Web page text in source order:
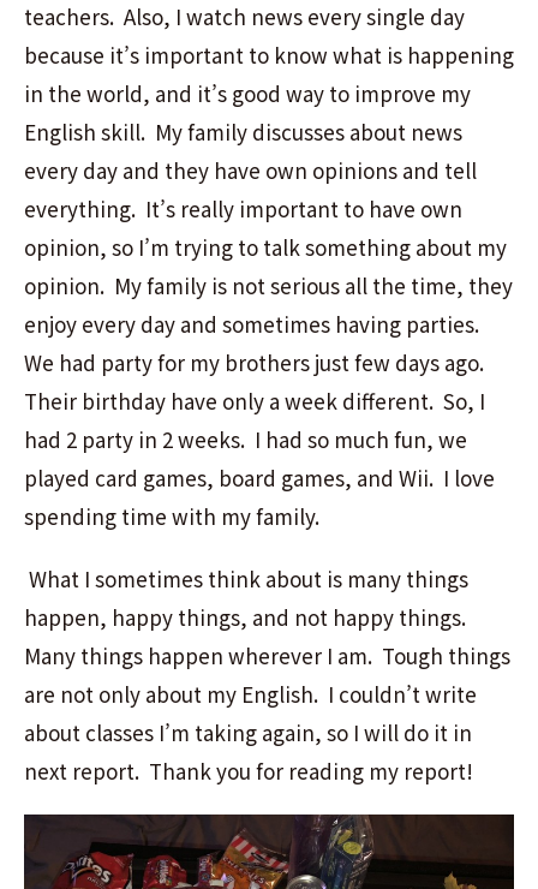
teachers. Also, I watch news every single day
because it’s important to know what is happening
in the world, and it’s good way to improve my
English skill. My family discusses about news
every day and they have own opinions and tell
everything. It’s really important to have own
opinion, so I’m trying to talk something about my
opinion. My family is not serious all the time, they
enjoy every day and sometimes having parties.
We had party for my brothers just few days ago.
Their birthday have only a week different. So, I
had 2 party in 2 weeks. I had so much fun, we
played card games, board games, and Wii. I love
spending time with my family.
What I sometimes think about is many things
happen, happy things, and not happy things.
Many things happen wherever I am. Tough things
are not only about my English. I couldn’t write
about classes I’m taking again, so I will do it in
next report. Thank you for reading my report!